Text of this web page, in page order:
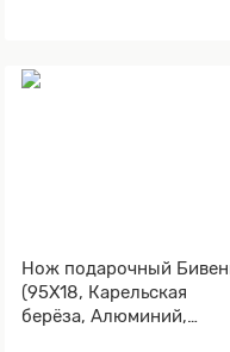
Нож подарочный
(95Х18, Карельская
берёза, Алюминий,